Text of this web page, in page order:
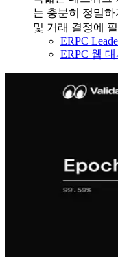
는 충분히 정밀하
및 거래 결정에
ERPC
ERPC 웹